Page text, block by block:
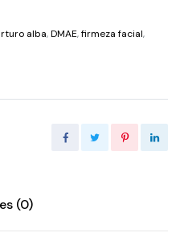
alba,DMAE,firmeza facial,
(0)